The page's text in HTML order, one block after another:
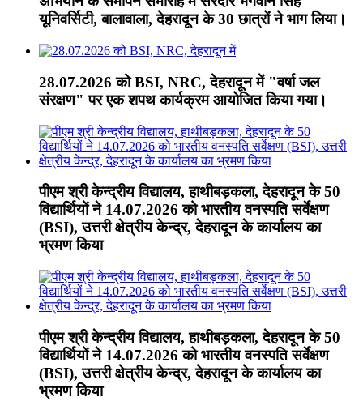
यूनिवर्सिटी, बालावाला, देहरादून के 30 छात्रों ने भाग लिया।
28.07.2026 को BSI, NRC, देहरादून में "वर्षा जल
संरक्षण" पर एक शपथ कार्यक्रम आयोजित किया गया।
पीएम श्री केन्द्रीय विद्यालय, हाथीबड़कला, देहरादून के 50
विद्यार्थियों ने 14.07.2026 को भारतीय वनस्पति सर्वेक्षण
(BSI), उत्तरी क्षेत्रीय केन्द्र, देहरादून के कार्यालय का
भ्रमण किया
पीएम श्री केन्द्रीय विद्यालय, हाथीबड़कला, देहरादून के 50
विद्यार्थियों ने 14.07.2026 को भारतीय वनस्पति सर्वेक्षण
(BSI), उत्तरी क्षेत्रीय केन्द्र, देहरादून के कार्यालय का
भ्रमण किया